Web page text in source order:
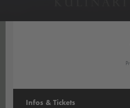
Infos & Tickets